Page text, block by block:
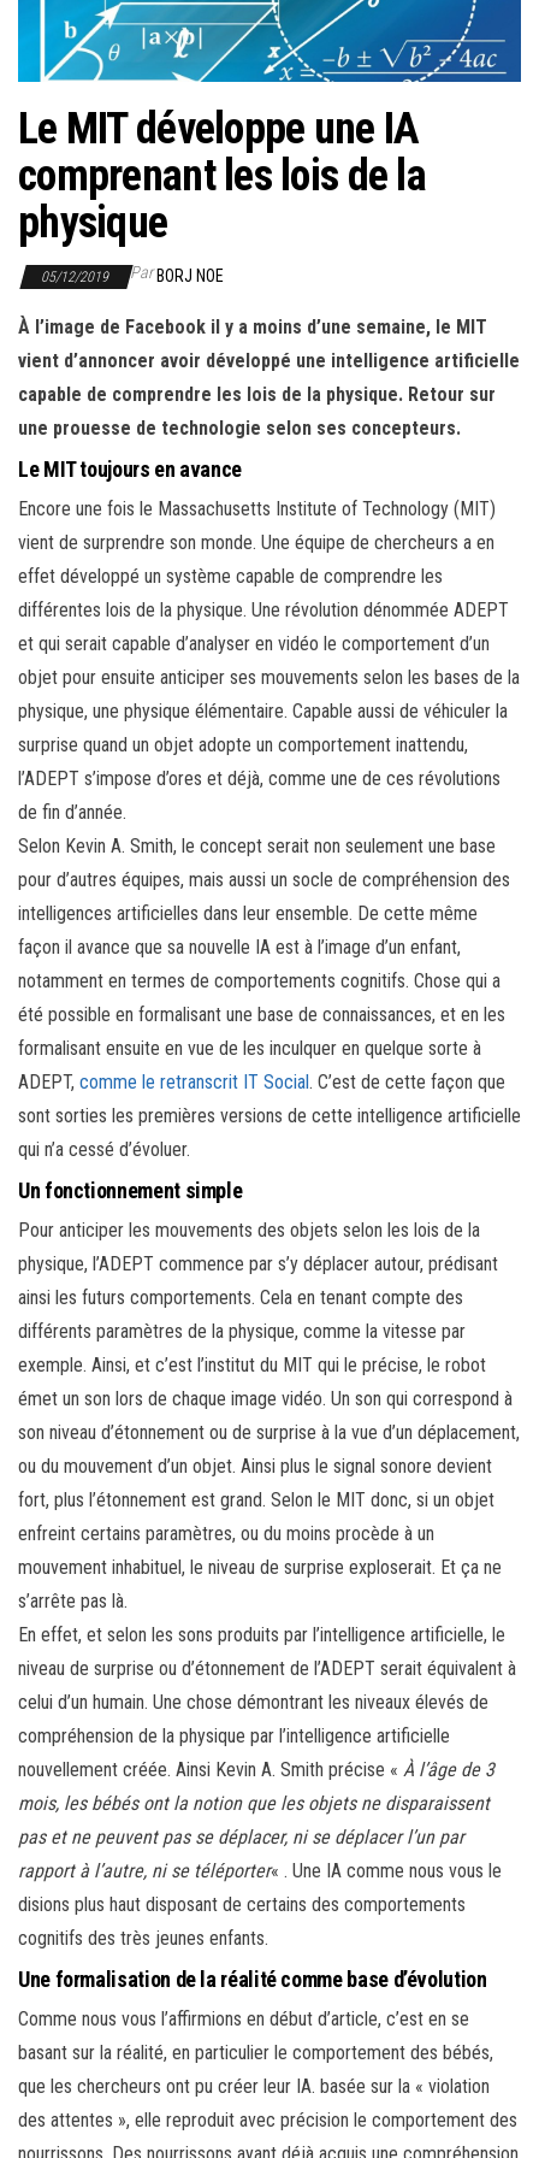
l
a
o
Le MIT développe une IA
comprenant les lois de la
physique
05/12/2019 ParBORJ NOE
À l’image de Facebook il y a moins d’une semaine, le MIT
vient d’annoncer avoir développé une intelligence artificielle
capable de comprendre les lois de la physique. Retour sur
une prouesse de technologie selon ses concepteurs.
Le MIT toujours en avance
Encore une fois le Massachusetts Institute of Technology (MIT)
vient de surprendre son monde. Une équipe de chercheurs a en
effet développé un système capable de comprendre les
différentes lois de la physique. Une révolution dénommée ADEPT
et qui serait capable d’analyser en vidéo le comportement d’un
objet pour ensuite anticiper ses mouvements selon les bases de la
physique, une physique élémentaire. Capable aussi de véhiculer la
surprise quand un objet adopte un comportement inattendu,
l’ADEPT s’impose d’ores et déjà, comme une de ces révolutions
de fin d’année.
Selon Kevin A. Smith, le concept serait non seulement une base
pour d’autres équipes, mais aussi un socle de compréhension des
intelligences artificielles dans leur ensemble. De cette même
façon il avance que sa nouvelle IA est à l’image d’un enfant,
notamment en termes de comportements cognitifs. Chose qui a
été possible en formalisant une base de connaissances, et en les
formalisant ensuite en vue de les inculquer en quelque sorte à
ADEPT, comme le retranscrit IT Social. C’est de cette façon que
sont sorties les premières versions de cette intelligence artificielle
qui n’a cessé d’évoluer.
Un fonctionnement simple
Pour anticiper les mouvements des objets selon les lois de la
physique, l’ADEPT commence par s’y déplacer autour, prédisant
ainsi les futurs comportements. Cela en tenant compte des
différents paramètres de la physique, comme la vitesse par
exemple. Ainsi, et c’est l’institut du MIT qui le précise, le robot
émet un son lors de chaque image vidéo. Un son qui correspond à
son niveau d’étonnement ou de surprise à la vue d’un déplacement,
ou du mouvement d’un objet. Ainsi plus le signal sonore devient
fort, plus l’étonnement est grand. Selon le MIT donc, si un objet
enfreint certains paramètres, ou du moins procède à un
mouvement inhabituel, le niveau de surprise exploserait. Et ça ne
s’arrête pas là.
En effet, et selon les sons produits par l’intelligence artificielle, le
niveau de surprise ou d’étonnement de l’ADEPT serait équivalent à
celui d’un humain. Une chose démontrant les niveaux élevés de
compréhension de la physique par l’intelligence artificielle
nouvellement créée. Ainsi Kevin A. Smith précise « À l’âge de 3
mois, les bébés ont la notion que les objets ne disparaissent
pas et ne peuvent pas se déplacer, ni se déplacer l’un par
rapport à l’autre, ni se téléporter« . Une IA comme nous vous le
disions plus haut disposant de certains des comportements
cognitifs des très jeunes enfants.
Une formalisation de la réalité comme base d’évolution
Comme nous vous l’affirmions en début d’article, c’est en se
basant sur la réalité, en particulier le comportement des bébés,
que les chercheurs ont pu créer leur IA. basée sur la « violation
des attentes », elle reproduit avec précision le comportement des